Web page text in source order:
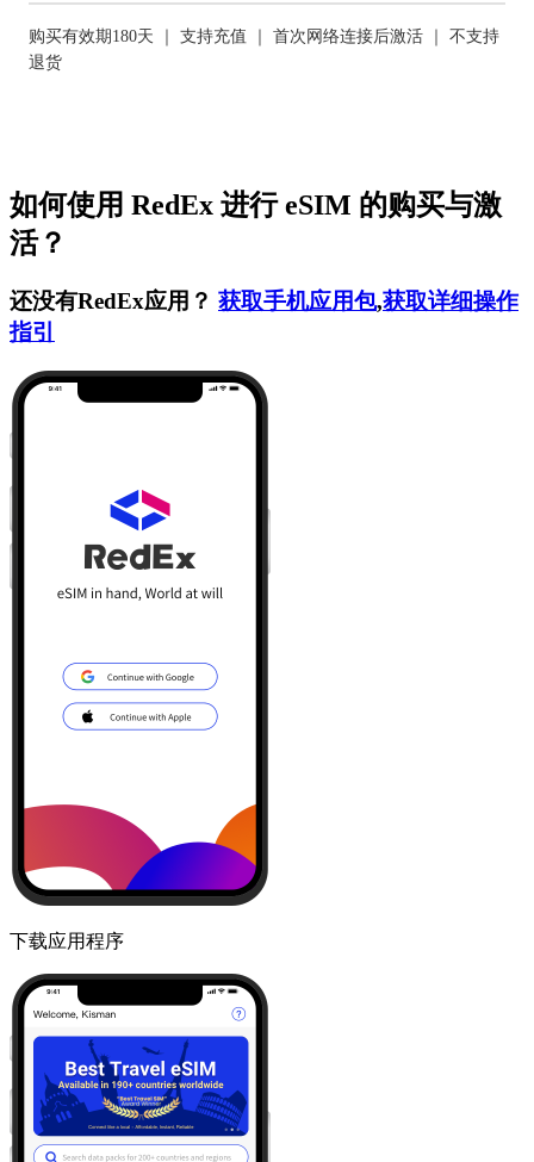
购买有效期180天 ｜ 支持充值 ｜ 首次网络连接后激活 ｜ 不支持
退货
如何使用 RedEx 进行 eSIM 的购买与激
活？
还没有RedEx应用？ 获取手机应用包,获取详细操作
指引
下载应用程序